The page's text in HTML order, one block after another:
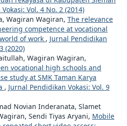
Vol. 4 No. 2 (2014)
Wagiran Wagiran, The relevance
competence at vocational
of work , Jurnal Pendidikan
(2020)
Wagiran Wagiran,
vocational high schools and
study at SMK Taman Karya
, Jurnal Pendidikan Vokasi: Vol. 9
Novian Inderanata, Slamet
Sendi Tiyas Aryani, Mobile